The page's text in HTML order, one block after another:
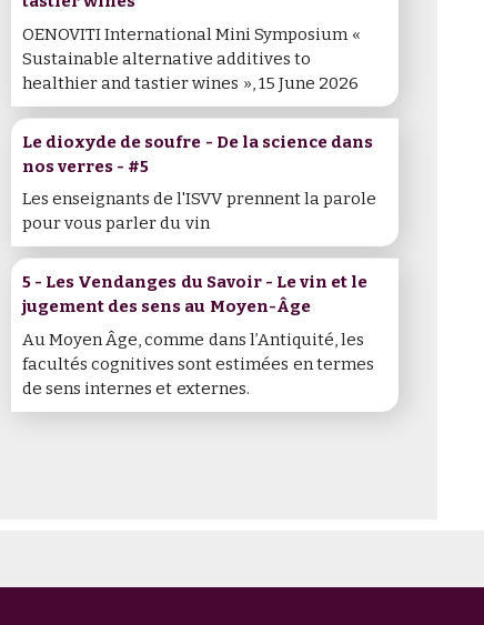
OENOVITI International Mini Symposium «
Sustainable alternative additives to
healthier and tastier wines », 15 June 2026
Le dioxyde de soufre - De la science dans
nos verres - #5
Les enseignants de l'ISVV prennent la parole
pour vous parler du vin
5 - Les Vendanges du Savoir - Le vin et le
jugement des sens au Moyen-Âge
Au Moyen Âge, comme dans l’Antiquité, les
facultés cognitives sont estimées en termes
de sens internes et externes.